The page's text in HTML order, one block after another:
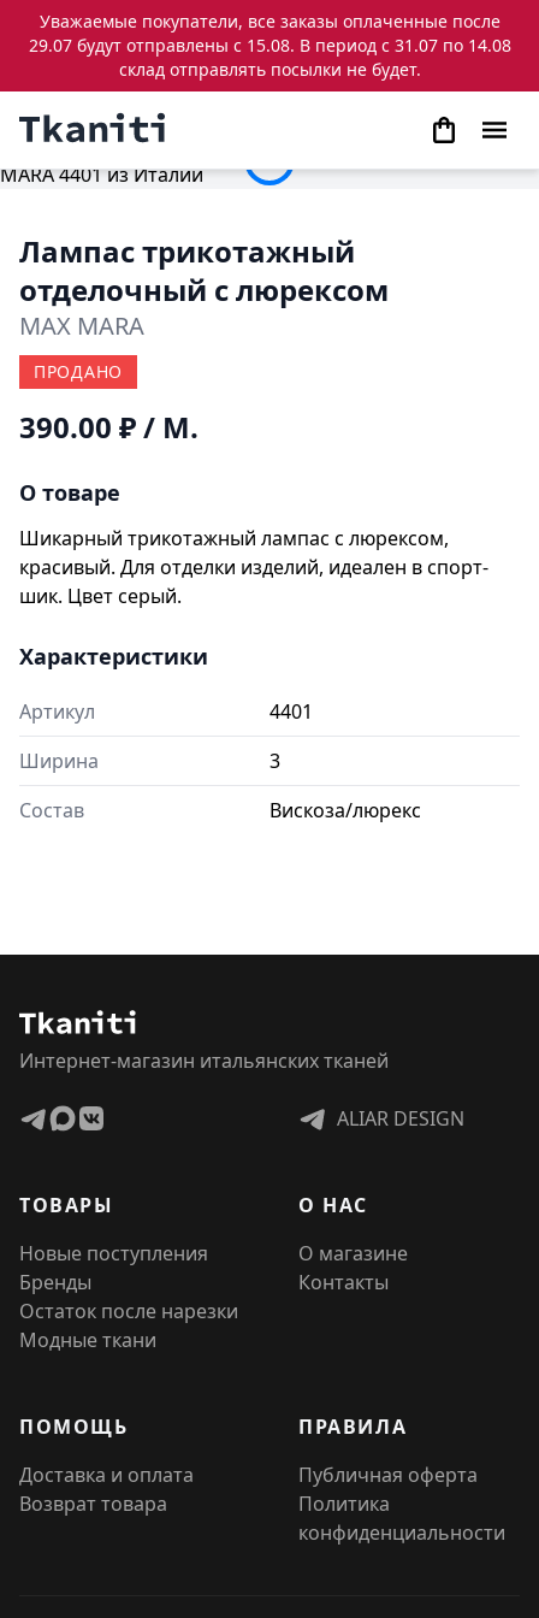
Уважаемые покупатели, все заказы оплаченные после
29.07 будут отправлены с 15.08. В период с 31.07 по 14.08
склад отправлять посылки не будет.
Лампас трикотажный
отделочный с люрексом
MAX MARA
ПРОДАНО
390.00 ₽/ М.
О товаре
Шикарный трикотажный лампас с люрексом,
красивый. Для отделки изделий, идеален в спорт-
шик. Цвет серый.
Характеристики
Артикул
4401
Ширина
3
Состав
Вискоза/люрекс
Интернет-магазин итальянских тканей
ALIAR DESIGN
ТОВАРЫ
Новые поступления
Бренды
Остаток после нарезки
Модные ткани
О НАС
О магазине
Контакты
ПОМОЩЬ
Доставка и оплата
Возврат товара
ПРАВИЛА
Публичная оферта
Политика
конфиденциальности